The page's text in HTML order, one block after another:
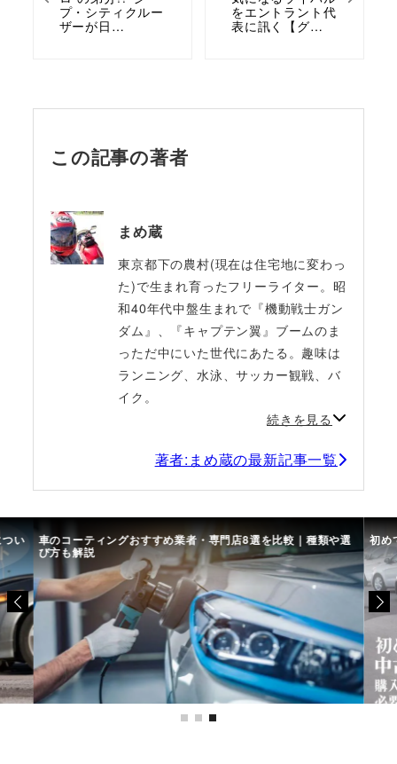
プ・シティクルー
ザーが日…
をエントラント代
表に訊く【グ…
この記事の著者
まめ蔵
東京都下の農村(現在は住宅地に変わっ
た)で生まれ育ったフリーライター。昭
和40年代中盤生まれで『機動戦士ガン
ダム』、『キャプテン翼』ブームのま
っただ中にいた世代にあたる。趣味は
ランニング、水泳、サッカー観戦、バ
イク。
続きを見る
著者:まめ蔵の最新記事一覧
い 車のコーティングおすすめ業者・専門店8選を比較｜種類や選
び方も解説
初め